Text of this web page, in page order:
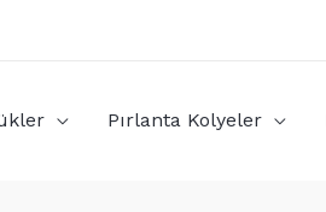
Pırlanta Kolyeler